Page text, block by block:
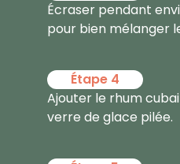
Écraser pendant
pour bien mélanger
Étape 4
Ajouter le rhum
verre de glace pilée.